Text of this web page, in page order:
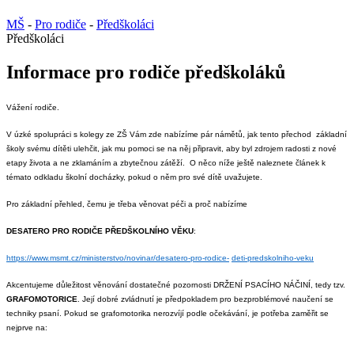
MŠ - Pro rodiče - Předškoláci
Předškoláci
Informace pro rodiče předškoláků
Vážení rodiče.
V úzké spolupráci s kolegy ze ZŠ Vám zde nabízíme pár námětů, jak tento přechod základní
školy svému dítěti ulehčit, jak mu pomoci se na něj připravit, aby byl zdrojem radosti z nové
etapy života a ne zklamáním a zbytečnou zátěží. O něco níže ještě naleznete článek k
témato odkladu školní docházky, pokud o něm pro své dítě uvažujete.
Pro základní přehled, čemu je třeba věnovat péči a proč nabízíme
DESATERO PRO RODIČE PŘEDŠKOLNÍHO VĚKU:
https://www.msmt.cz/ministerstvo/novinar/desatero-pro-rodice- deti-predskolniho-veku
Akcentujeme důležitost věnování dostatečné pozornosti DRŽENÍ PSACÍHO NÁČINÍ, tedy tzv.
GRAFOMOTORICE . Její dobré zvládnutí je předpokladem pro bezproblémové naučení se
techniky psaní. Pokud se grafomotorika nerozvíjí podle očekávání, je potřeba zaměřit se
nejprve na: